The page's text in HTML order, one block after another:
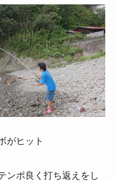
がヒット
ンポ良く打ち返えをし